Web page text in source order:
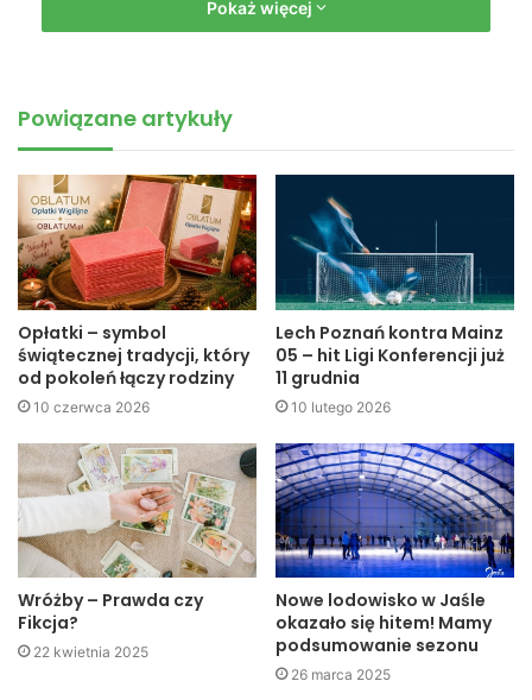
najbardziej doświadczonych zawodników, a myślą jeszcze
Rzemieślnika Pilzno. W swoich przedsezonowych
meczach kontrolnych Wisłok wygrał ze wspomnianą wyżej
Wisłoką, a ostatnio zremisował z LKS Skołyszyn.
Początek spotkania w Wiśniowej o godzinie 18.
Czarni Jasło
Pokaż więcej
Powiązane artykuły
Opłatki – symbol
świątecznej tradycji, który
od pokoleń łączy rodziny
10 czerwca 2026
Lech Poznań kontra Mainz
05 – hit Ligi Konferencji już
11 grudnia
10 lutego 2026
Wróżby – Prawda czy
Fikcja?
22 kwietnia 2025
Nowe lodowisko w Jaśle
okazało się hitem! Mamy
podsumowanie sezonu
26 marca 2025